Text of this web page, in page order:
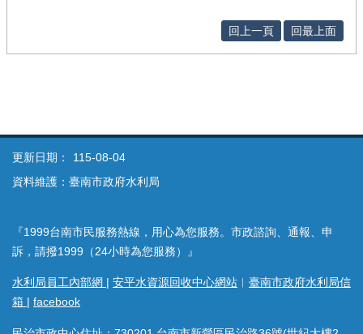
回上一頁 回最上面
更新日期：
115-08-04
資料維護：臺南市政府水利局
『1999台南市民服務熱線，用心為您服務。市政諮詢、通報、申
訴，請撥1999（24小時為您服務）』
水利局員工內部網 | 安平水資源回收中心網站 ︱ 臺南市政府水利局信
箱 | facebook